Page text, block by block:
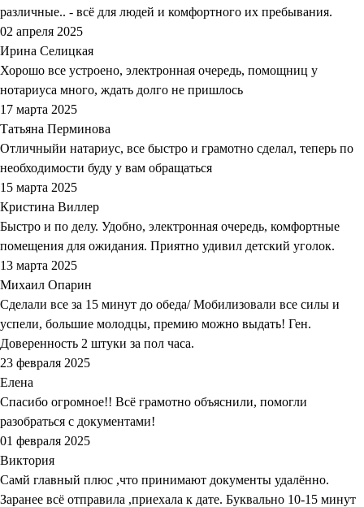
различные.. - всё для людей и комфортного их пребывания.
02 апреля 2025
Ирина Селицкая
Хорошо все устроено, электронная очередь, помощниц у
нотариуса много, ждать долго не пришлось
17 марта 2025
Татьяна Перминова
Отличныйи натариус, все быстро и грамотно сделал, теперь по
необходимости буду у вам обращаться
15 марта 2025
Кристина Виллер
Быстро и по делу. Удобно, электронная очередь, комфортные
помещения для ожидания. Приятно удивил детский уголок.
13 марта 2025
Михаил Опарин
Сделали все за 15 минут до обеда/ Мобилизовали все силы и
успели, большие молодцы, премию можно выдать! Ген.
Доверенность 2 штуки за пол часа.
23 февраля 2025
Елена
Спасибо огромное!! Всё грамотно объяснили, помогли
разобраться с документами!
01 февраля 2025
Виктория
Самй главный плюс ,что принимают документы удалённо.
Заранее всё отправила ,приехала к дате. Буквально 10-15 минут